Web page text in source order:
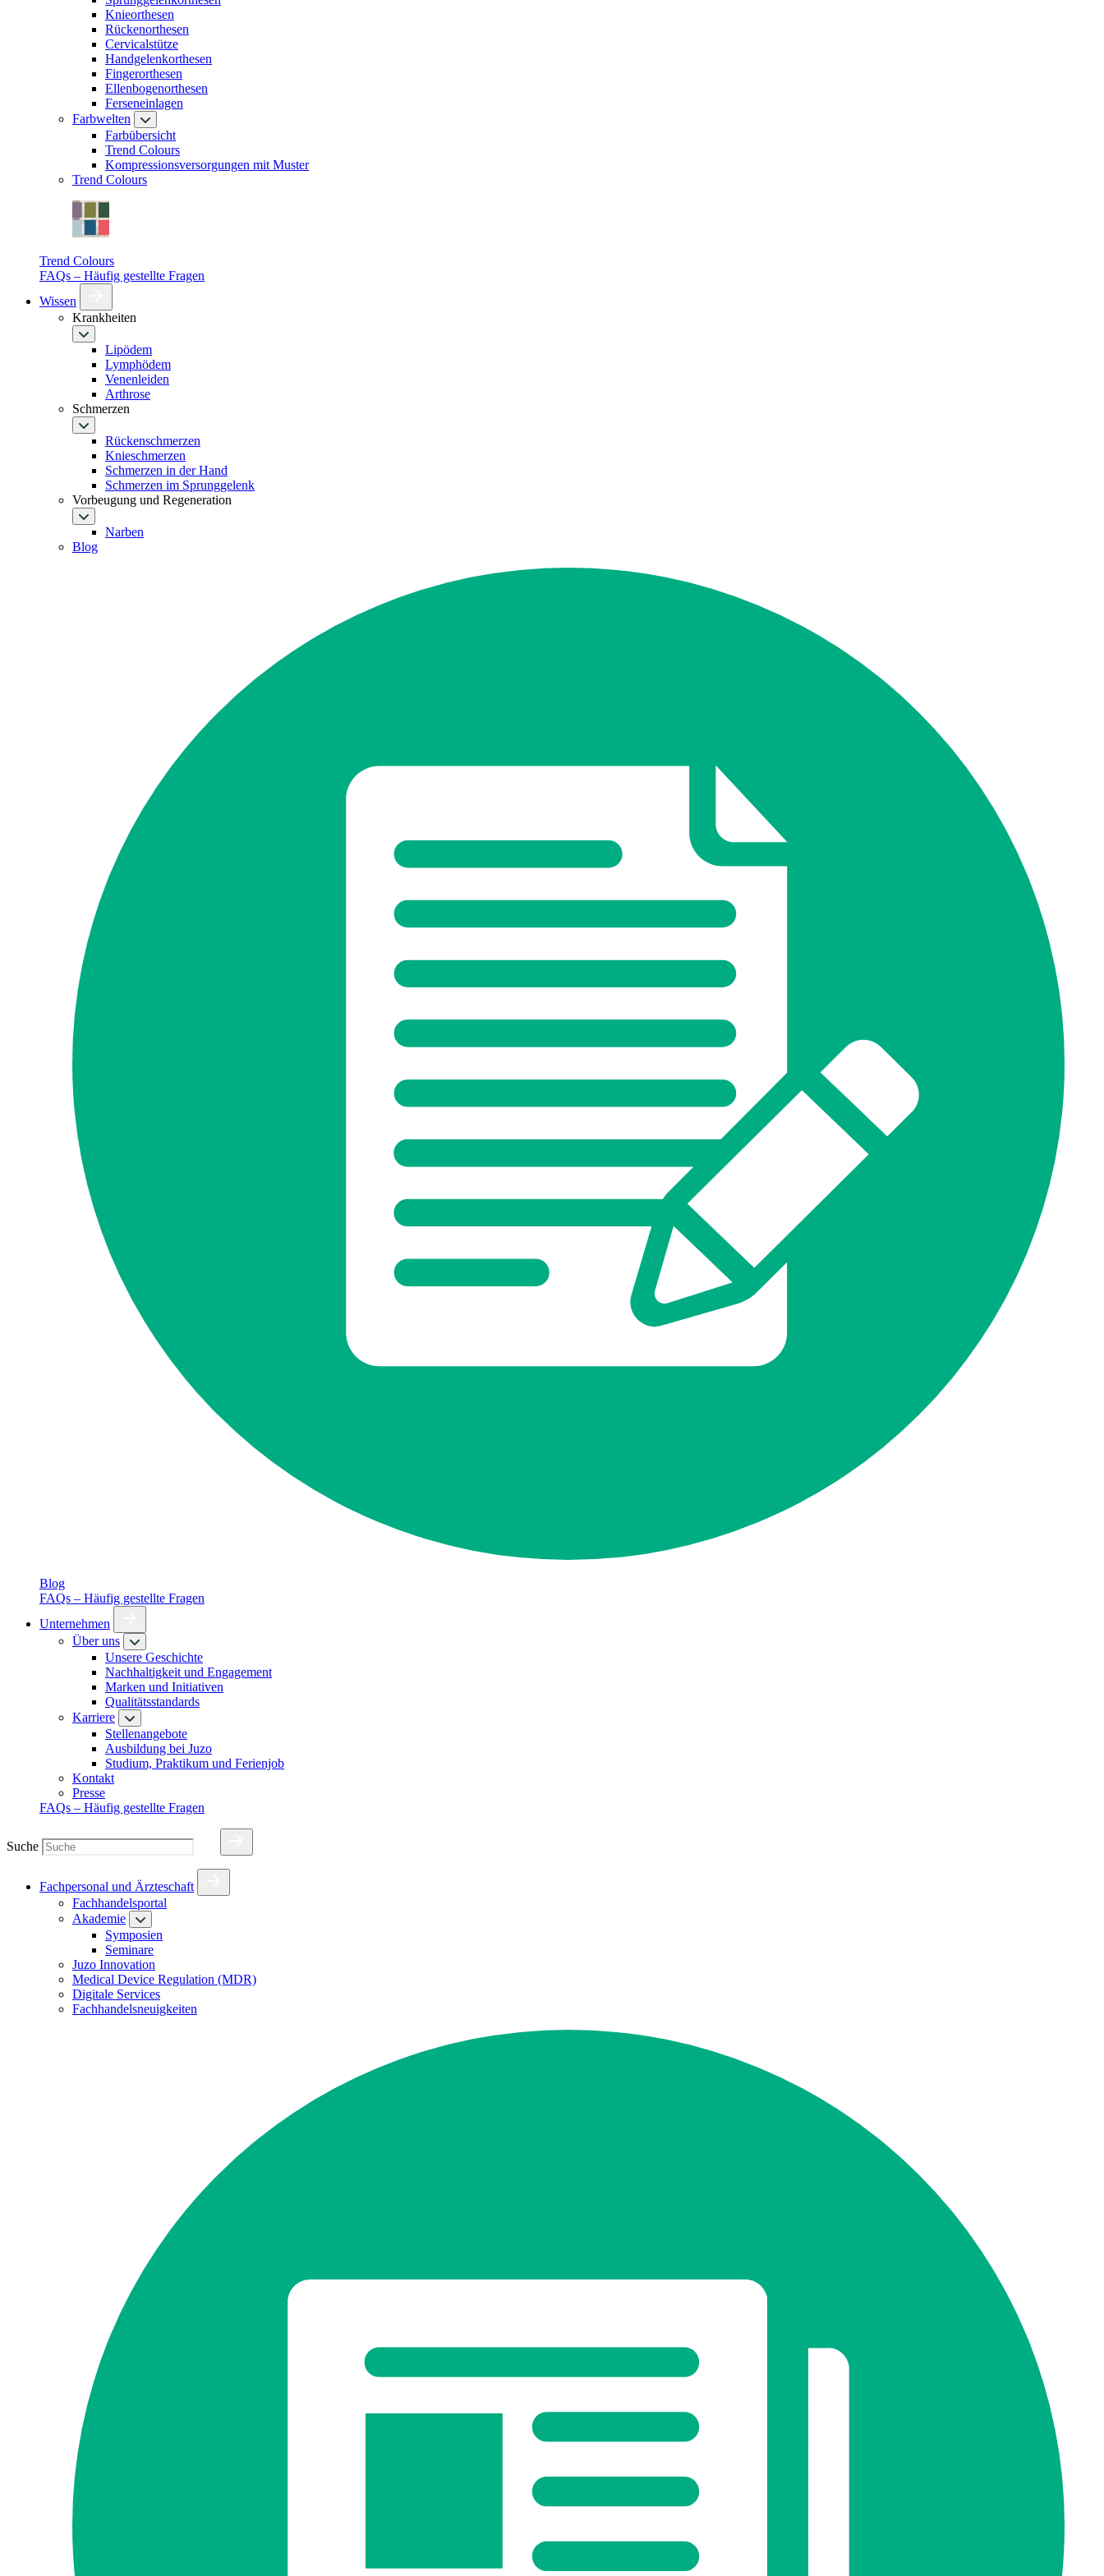
Knieorthesen
Rückenorthesen
Cervicalstütze
Handgelenkorthesen
Fingerorthesen
Ellenbogenorthesen
Ferseneinlagen
Farbwelten
Farbübersicht
Trend Colours
Kompressionsversorgungen mit Muster
Trend Colours
Trend Colours
FAQs – Häufig gestellte Fragen
Wissen
Krankheiten
Lipödem
Lymphödem
Venenleiden
Arthrose
Schmerzen
Rückenschmerzen
Knieschmerzen
Schmerzen in der Hand
Schmerzen im Sprunggelenk
Vorbeugung und Regeneration
Narben
Blog
Blog
FAQs – Häufig gestellte Fragen
Unternehmen
Über uns
Unsere Geschichte
Nachhaltigkeit und Engagement
Marken und Initiativen
Qualitätsstandards
Karriere
Stellenangebote
Ausbildung bei Juzo
Studium, Praktikum und Ferienjob
Kontakt
Presse
FAQs – Häufig gestellte Fragen
Suche
Fachpersonal und Ärzteschaft
Fachhandelsportal
Akademie
Symposien
Seminare
Juzo Innovation
Medical Device Regulation (MDR)
Digitale Services
Fachhandelsneuigkeiten